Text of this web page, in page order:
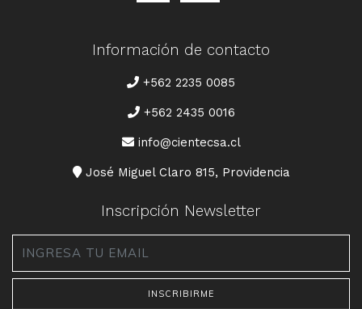
Información de contacto
TELÉFONO
+562 2235 0085
+562 2435 0016
CORREO
info@cientecsa.cl
DIRECCIÓN
José Miguel Claro 815, Providencia
Inscripción Newsletter